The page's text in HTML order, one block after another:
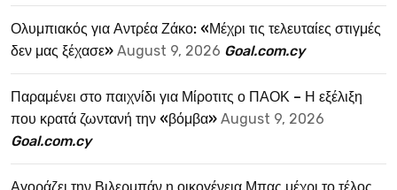
Ολυμπιακός για Αντρέα Ζάκο: «Μέχρι τις τελευταίες στιγμές
δεν μας ξέχασε» August 9, 2026 Goal.com.cy
Παραμένει στο παιχνίδι για Μίροτιτς ο ΠΑΟΚ – Η εξέλιξη
που κρατά ζωντανή την «βόμβα» August 9, 2026
Goal.com.cy
Αγοράζει την Βιλερμπάν η οικογένεια Μπας μέχρι το τέλος